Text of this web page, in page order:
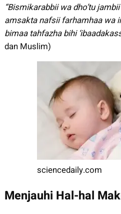
“Bismikarabbii wa dho’tu
amsakta nafsii farhamhaa wa
bimaa tahfazha bihi
dan Muslim)
sciencedaily.com
Menjauhi Hal-hal